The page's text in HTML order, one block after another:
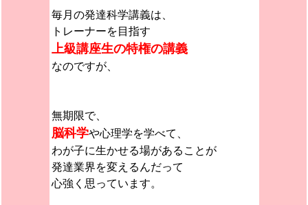
毎月の発達科学講義は、
トレーナーを目指す
上級講座生の特権の講義
なのですが、
無期限で、
脳科学や心理学を学べて、
わが子に生かせる場があることが
発達業界を変えるんだって
心強く思っています。